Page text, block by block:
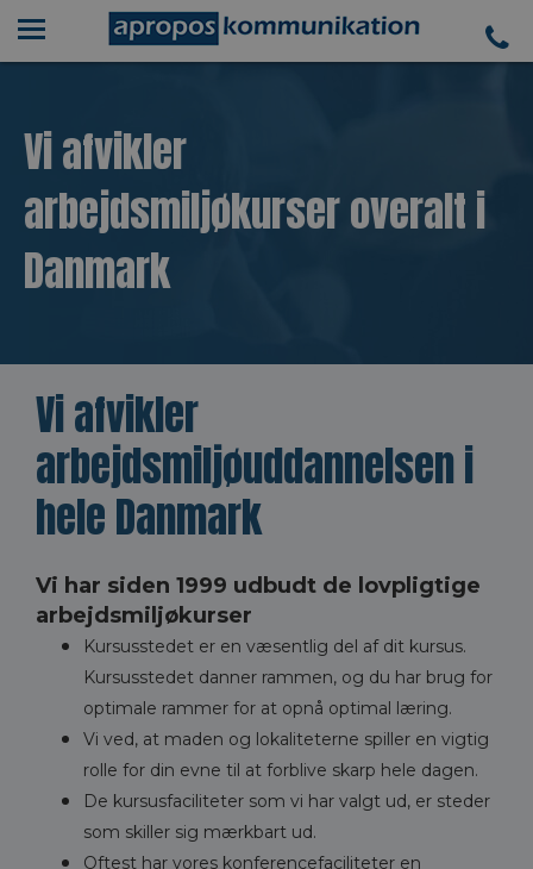
Vi afvikler
arbejdsmiljøkurser overalt i
Danmark
Vi afvikler
arbejdsmiljøuddannelsen i
hele Danmark
Vi har siden 1999 udbudt de lovpligtige
arbejdsmiljøkurser
Kursusstedet er en væsentlig del af dit kursus.
Kursusstedet danner rammen, og du har brug for
optimale rammer for at opnå optimal læring.
Vi ved, at maden og lokaliteterne spiller en vigtig
rolle for din evne til at forblive skarp hele dagen.
De kursusfaciliteter som vi har valgt ud, er steder
som skiller sig mærkbart ud.
Oftest har vores konferencefaciliteter en